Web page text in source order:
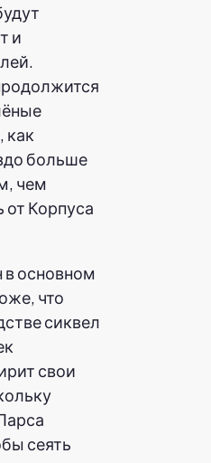
и
как
больше
чем
Корпуса
в основном
что
сиквел
свои
сеять